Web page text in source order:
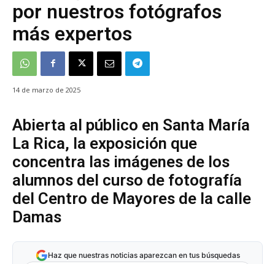
por nuestros fotógrafos
más expertos
14 de marzo de 2025
Abierta al público en Santa María
La Rica, la exposición que
concentra las imágenes de los
alumnos del curso de fotografía
del Centro de Mayores de la calle
Damas
Haz que nuestras noticias aparezcan en tus búsquedas